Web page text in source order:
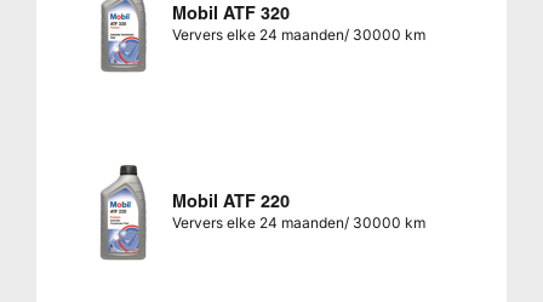
Mobil ATF 320
Ververs elke 24 maanden/ 30000 km
Mobil ATF 220
Ververs elke 24 maanden/ 30000 km